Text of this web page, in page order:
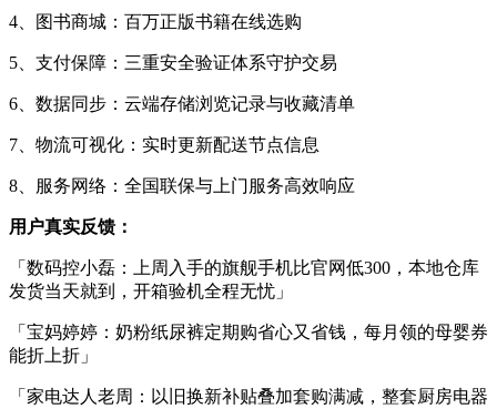
4、图书商城：百万正版书籍在线选购
5、支付保障：三重安全验证体系守护交易
6、数据同步：云端存储浏览记录与收藏清单
7、物流可视化：实时更新配送节点信息
8、服务网络：全国联保与上门服务高效响应
用户真实反馈：
「数码控小磊：上周入手的旗舰手机比官网低300，本地仓库
发货当天就到，开箱验机全程无忧」
「宝妈婷婷：奶粉纸尿裤定期购省心又省钱，每月领的母婴券
能折上折」
「家电达人老周：以旧换新补贴叠加套购满减，整套厨房电器